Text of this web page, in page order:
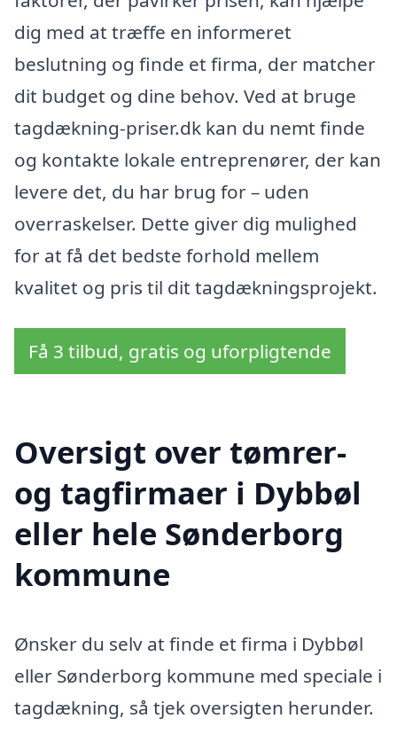
dig med at træffe en informeret
beslutning og finde et firma, der matcher
dit budget og dine behov. Ved at bruge
tagdækning-priser.dk kan du nemt finde
og kontakte lokale entreprenører, der kan
levere det, du har brug for – uden
overraskelser. Dette giver dig mulighed
for at få det bedste forhold mellem
kvalitet og pris til dit tagdækningsprojekt.
Få 3 tilbud, gratis og uforpligtende
Oversigt over tømrer-
og tagfirmaer i Dybbøl
eller hele Sønderborg
kommune
Ønsker du selv at finde et firma i Dybbøl
eller Sønderborg kommune med speciale i
tagdækning, så tjek oversigten herunder.